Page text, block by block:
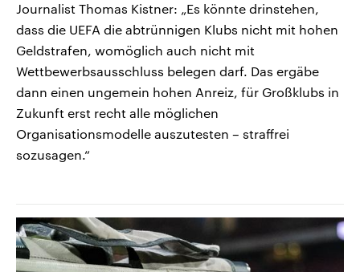
Journalist Thomas Kistner: „Es könnte drinstehen,
dass die UEFA die abtrünnigen Klubs nicht mit hohen
Geldstrafen, womöglich auch nicht mit
Wettbewerbsausschluss belegen darf. Das ergäbe
dann einen ungemein hohen Anreiz, für Großklubs in
Zukunft erst recht alle möglichen
Organisationsmodelle auszutesten – straffrei
sozusagen.“